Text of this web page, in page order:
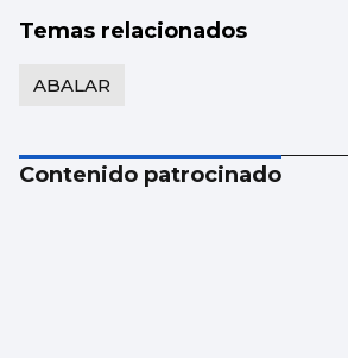
Temas relacionados
ABALAR
Contenido patrocinado